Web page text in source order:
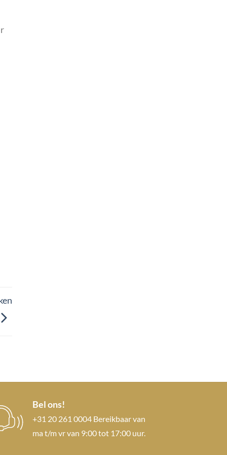
Bel ons!
+31 20 261 0004 Bereikbaar van
ma t/m vr van 9:00 tot 17:00 uur.